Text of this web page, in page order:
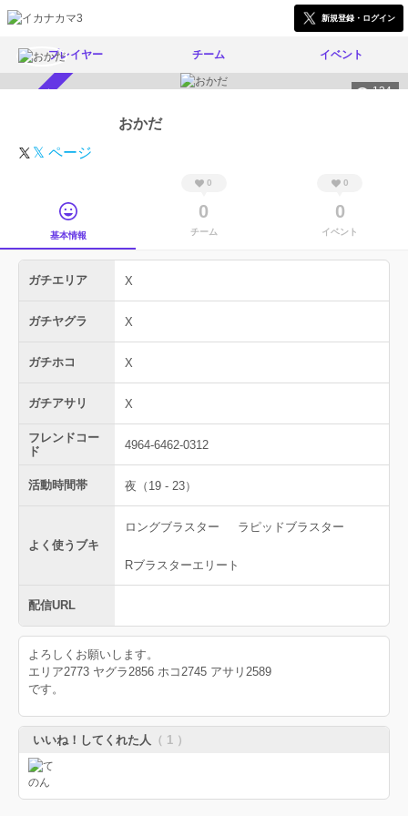
新規登録・ログイン
プレイヤー チーム イベント
134
おかだ
𝕏 ページ
基本情報
0
0
チーム
0
0
イベント
ガチエリア X
ガチヤグラ X
ガチホコ X
ガチアサリ X
フレンドコー
ド
4964-6462-0312
活動時間帯 夜（19 - 23）
よく使うブキ
ロングブラスター ラピッドブラスター
Rブラスターエリート
配信URL
よろしくお願いします。
エリア2773 ヤグラ2856 ホコ2745 アサリ2589
です。
いいね！してくれた人 （ 1 ）